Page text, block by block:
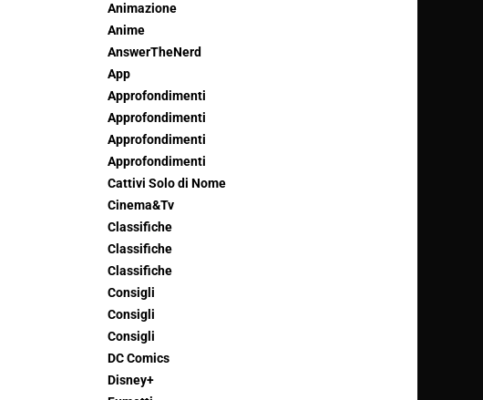
Animazione
Anime
AnswerTheNerd
App
Approfondimenti
Approfondimenti
Approfondimenti
Approfondimenti
Cattivi Solo di Nome
Cinema&Tv
Classifiche
Classifiche
Classifiche
Consigli
Consigli
Consigli
DC Comics
Disney+